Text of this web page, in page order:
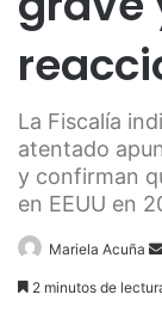
La Fiscalía
atentado
y confirman
en EEUU en
Mariela Acuña
2 minutos de